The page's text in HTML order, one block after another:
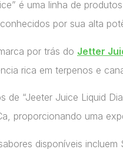
é uma linha de
por sua alta
por trás do Jetter
rica em terpenos e
de “Jeeter Juice Liquid
proporcionando uma
disponíveis